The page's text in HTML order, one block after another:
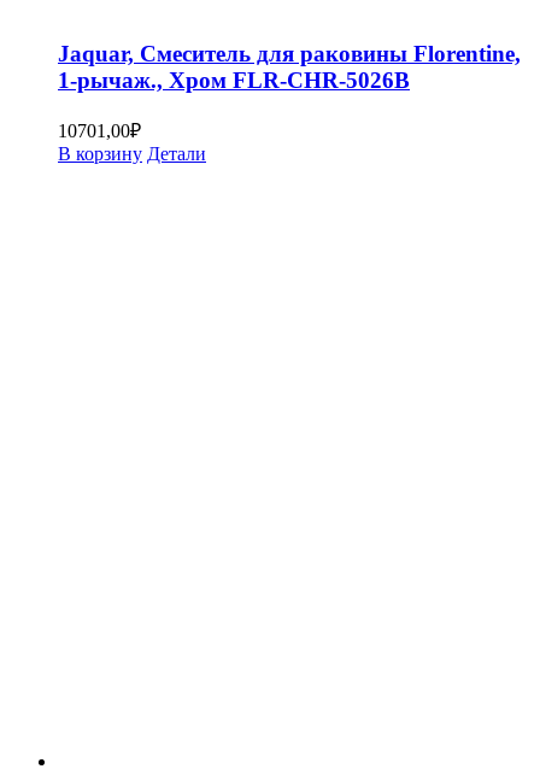
Jaquar, Смеситель для раковины Florentine,
1-рычаж., Хром FLR-CHR-5026B
10701,00₽
В корзину Детали